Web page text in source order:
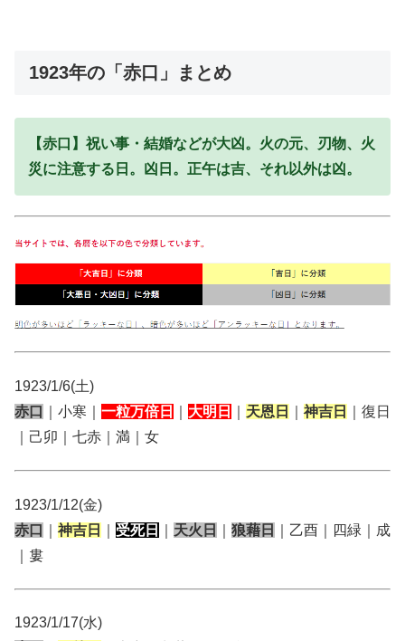
1923年の「赤口」まとめ
【赤口】祝い事・結婚などが大凶。火の元、刃物、火
災に注意する日。凶日。正午は吉、それ以外は凶。
1923/1/6(土)
赤口
｜小寒｜ 一粒万倍日 大明日 天恩日 神吉日
｜復日
｜己卯｜七赤｜満｜女
1923/1/12(金)
赤口
神吉日 受死日 天火日 狼藉日
｜乙酉｜四緑｜成
｜婁
1923/1/17(水)